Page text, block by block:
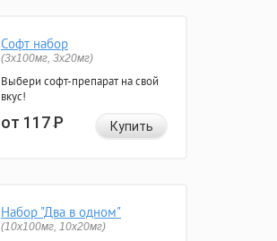
Софт набор
(3x100мг, 3x20мг)
Выбери софт-препарат на свой
вкус!
от 117Р Купить
Набор "Два в одном"
(10x100мг, 10x20мг)